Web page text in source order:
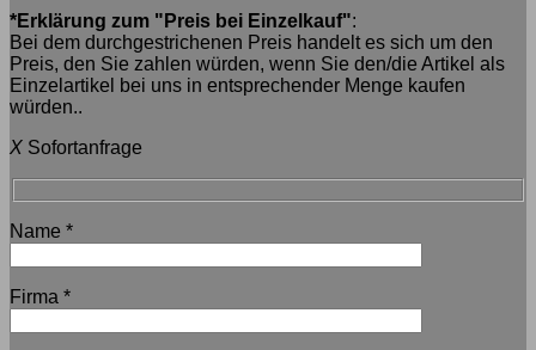
*Erklärung zum "Preis bei Einzelkauf":
Bei dem durchgestrichenen Preis handelt es sich um den
Preis, den Sie zahlen würden, wenn Sie den/die Artikel als
Einzelartikel bei uns in entsprechender Menge kaufen
würden..
X Sofortanfrage
Name *
Firma *